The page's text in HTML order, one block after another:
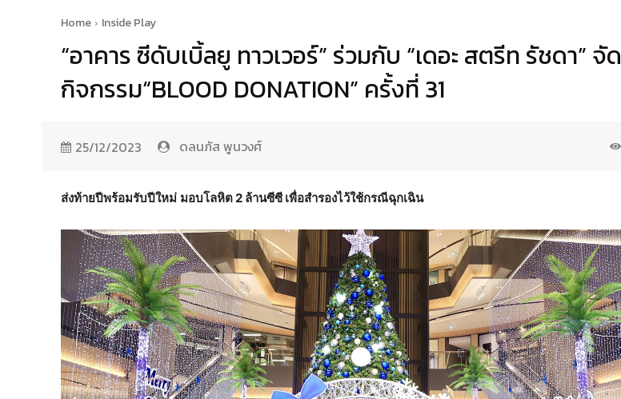
Home Inside Play
“อาคาร ซีดับเบิ้ลยู ทาวเวอร์” ร่วมกับ “เดอะ สตรีท รัชดา” จัด
กิจกรรม“BLOOD DONATION” ครั้งที่ 31
25/12/2023 ดลนภัส พูนวงศ์
ส่งท้ายปีพร้อมรับปีใหม่ มอบโลหิต 2 ล้านซีซี เพื่อสำรองไว้ใช้กรณีฉุกเฉิน